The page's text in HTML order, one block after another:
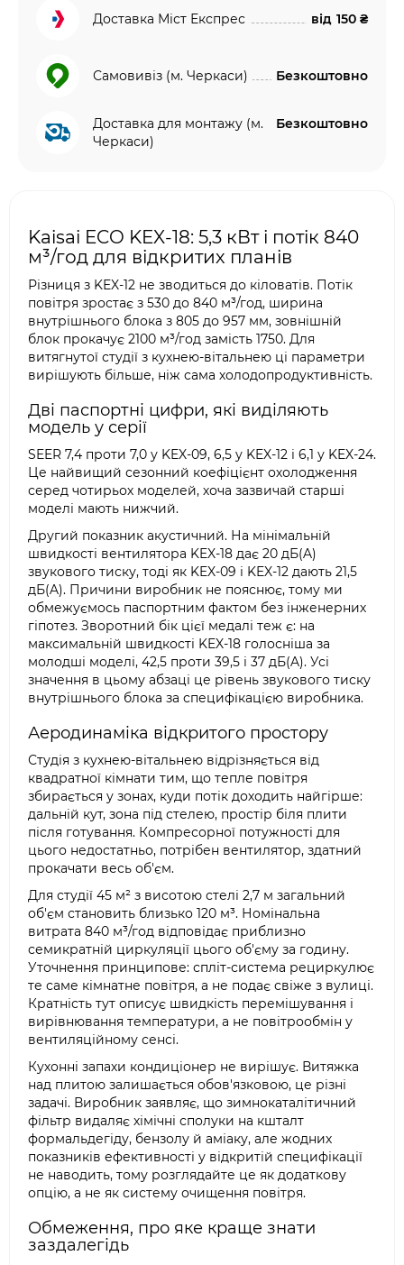
Доставка Міст Експрес від 150 ₴
Самовивіз (м. Черкаси) Безкоштовно
Доставка для монтажу (м.
Черкаси)
Безкоштовно
Kaisai ECO KEX-18: 5,3 кВт і потік 840
м³/год для відкритих планів
Різниця з KEX-12 не зводиться до кіловатів. Потік
повітря зростає з 530 до 840 м³/год, ширина
внутрішнього блока з 805 до 957 мм, зовнішній
блок прокачує 2100 м³/год замість 1750. Для
витягнутої студії з кухнею-вітальнею ці параметри
вирішують більше, ніж сама холодопродуктивність.
Дві паспортні цифри, які виділяють
модель у серії
SEER 7,4 проти 7,0 у KEX-09, 6,5 у KEX-12 і 6,1 у KEX-24.
Це найвищий сезонний коефіцієнт охолодження
серед чотирьох моделей, хоча зазвичай старші
моделі мають нижчий.
Другий показник акустичний. На мінімальній
швидкості вентилятора KEX-18 дає 20 дБ(A)
звукового тиску, тоді як KEX-09 і KEX-12 дають 21,5
дБ(A). Причини виробник не пояснює, тому ми
обмежуємось паспортним фактом без інженерних
гіпотез. Зворотний бік цієї медалі теж є: на
максимальній швидкості KEX-18 голосніша за
молодші моделі, 42,5 проти 39,5 і 37 дБ(A). Усі
значення в цьому абзаці це рівень звукового тиску
внутрішнього блока за специфікацією виробника.
Аеродинаміка відкритого простору
Студія з кухнею-вітальнею відрізняється від
квадратної кімнати тим, що тепле повітря
збирається у зонах, куди потік доходить найгірше:
дальній кут, зона під стелею, простір біля плити
після готування. Компресорної потужності для
цього недостатньо, потрібен вентилятор, здатний
прокачати весь об'єм.
Для студії 45 м² з висотою стелі 2,7 м загальний
об'єм становить близько 120 м³. Номінальна
витрата 840 м³/год відповідає приблизно
семикратній циркуляції цього об'єму за годину.
Уточнення принципове: спліт-система рециркулює
те саме кімнатне повітря, а не подає свіже з вулиці.
Кратність тут описує швидкість перемішування і
вирівнювання температури, а не повітрообмін у
вентиляційному сенсі.
Кухонні запахи кондиціонер не вирішує. Витяжка
над плитою залишається обов'язковою, це різні
задачі. Виробник заявляє, що зимнокаталітичний
фільтр видаляє хімічні сполуки на кшталт
формальдегіду, бензолу й аміаку, але жодних
показників ефективності у відкритій специфікації
не наводить, тому розглядайте це як додаткову
опцію, а не як систему очищення повітря.
Обмеження, про яке краще знати
заздалегідь